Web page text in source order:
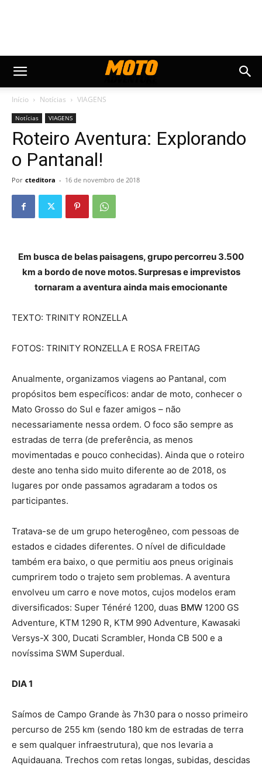
Início Notícias VIAGENS
Notícias VIAGENS
Roteiro Aventura: Explorando
o Pantanal!
Por cteditora - 16 de novembro de 2018
Em busca de belas paisagens, grupo percorreu 3.500
km a bordo de nove motos. Surpresas e imprevistos
tornaram a aventura ainda mais emocionante
TEXTO: TRINITY RONZELLA
FOTOS: TRINITY RONZELLA E ROSA FREITAG
Anualmente, organizamos viagens ao Pantanal, com
propósitos bem específicos: andar de moto, conhecer o
Mato Grosso do Sul e fazer amigos – não
necessariamente nessa ordem. O foco são sempre as
estradas de terra (de preferência, as menos
movimentadas e pouco conhecidas). Ainda que o roteiro
deste ano tenha sido muito diferente ao de 2018, os
lugares por onde passamos agradaram a todos os
participantes.
Tratava-se de um grupo heterogêneo, com pessoas de
estados e cidades diferentes. O nível de dificuldade
também era baixo, o que permitiu aos pneus originais
cumprirem todo o trajeto sem problemas. A aventura
envolveu um carro e nove motos, cujos modelos eram
diversificados: Super Ténéré 1200, duas BMW 1200 GS
Adventure, KTM 1290 R, KTM 990 Adventure, Kawasaki
Versys-X 300, Ducati Scrambler, Honda CB 500 e a
novíssima SWM Superdual.
DIA 1
Saímos de Campo Grande às 7h30 para o nosso primeiro
percurso de 255 km (sendo 180 km de estradas de terra
e sem qualquer infraestrutura), que nos levaria a
Aquidauana. Trechos com retas longas, subidas, descidas